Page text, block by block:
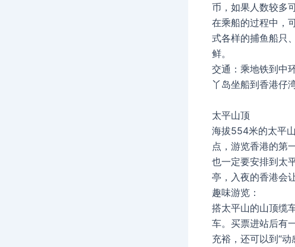
币，如果人数较多
在乘船的过程中，
式各样的捕鱼船只
鲜。
交通：乘地铁到中
丫岛坐船到香港仔湾
太平山顶
海拔554米的太平
点，游览香港的第
也一定要安排到太
亭，入夜的香港会
趣味游览：
搭太平山的山顶缆
车。买票进站后有
充裕，还可以到“动